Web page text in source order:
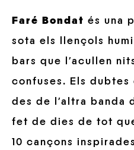
Faré Bondat és una
sota els llençols
bars que l’acullen
confuses. Els dubtes
des de l’altra banda
fet de dies de tot
10 cançons